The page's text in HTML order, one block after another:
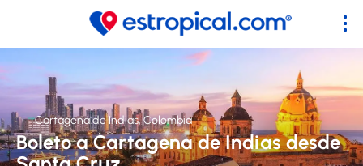
Cartagena de Indias, Colombia
Boleto a Cartagena de Indias desde